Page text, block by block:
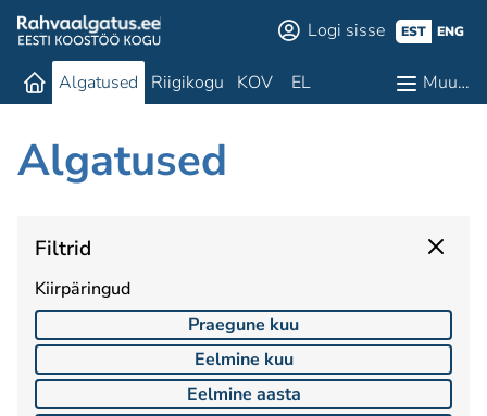
Logi sisse EST ENG
Algatused Riigikogu KOV EL Muu…
Algatused
Filtrid
Kiirpäringud
Praegune kuu
Eelmine kuu
Eelmine aasta